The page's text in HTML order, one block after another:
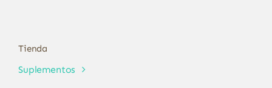
Tienda
Suplementos